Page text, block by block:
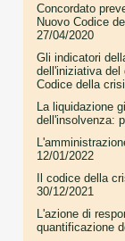
Concordato
Nuovo Codice
27/04/2020
Gli indicatori
dell'iniziativa del
Codice della crisi
La liquidazione
dell'insolvenza:
12/01/2022
Il codice della
30/12/2021
L'azione di
quantificazione